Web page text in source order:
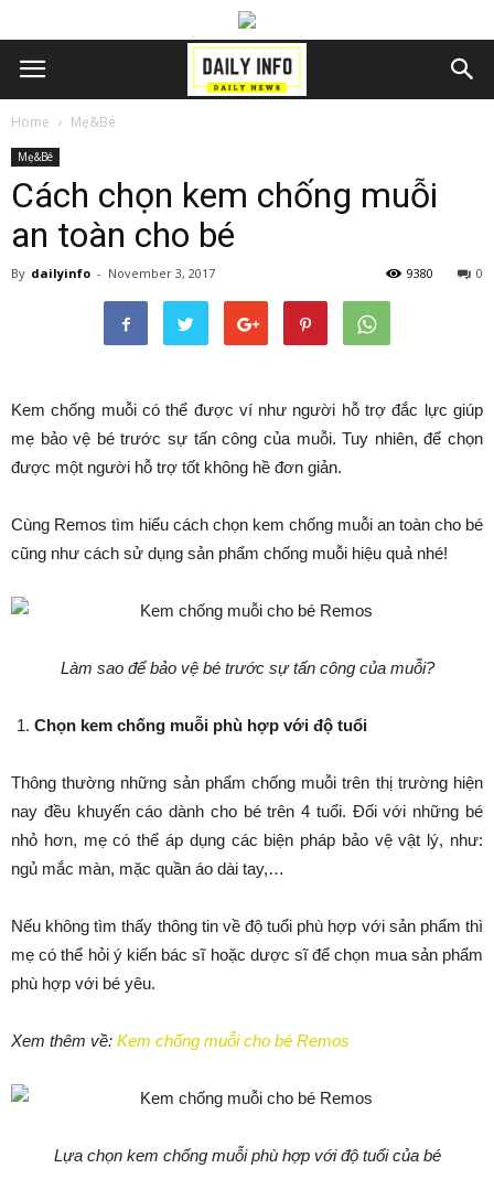
Home Mẹ&Bé
Mẹ&Bé
Cách chọn kem chống muỗi
an toàn cho bé
By dailyinfo - November 3, 2017 0
9380
Kem chống muỗi có thể được ví như người hỗ trợ đắc lực giúp
mẹ bảo vệ bé trước sự tấn công của muỗi. Tuy nhiên, để chọn
được một người hỗ trợ tốt không hề đơn giản.
Cùng Remos tìm hiểu cách chọn kem chống muỗi an toàn cho bé
cũng như cách sử dụng sản phẩm chống muỗi hiệu quả nhé!
Làm sao để bảo vệ bé trước sự tấn công của muỗi?
Chọn kem chống muỗi phù hợp với độ tuổi
Thông thường những sản phẩm chống muỗi trên thị trường hiện
nay đều khuyến cáo dành cho bé trên 4 tuổi. Đối với những bé
nhỏ hơn, mẹ có thể áp dụng các biện pháp bảo vệ vật lý, như:
ngủ mắc màn, mặc quần áo dài tay,…
Nếu không tìm thấy thông tin về độ tuổi phù hợp với sản phẩm thì
mẹ có thể hỏi ý kiến bác sĩ hoặc dược sĩ để chọn mua sản phẩm
phù hợp với bé yêu.
Xem thêm về: Kem chống muỗi cho bé Remos
Lựa chọn kem chống muỗi phù hợp với độ tuổi của bé